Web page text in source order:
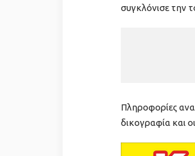
συγκλόνισε την
Πληροφορίες
δικογραφία και